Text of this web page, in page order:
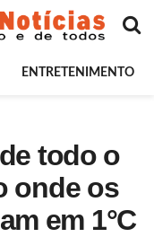
ENTRETENIMENTO
todo o
onde os
em 1°C